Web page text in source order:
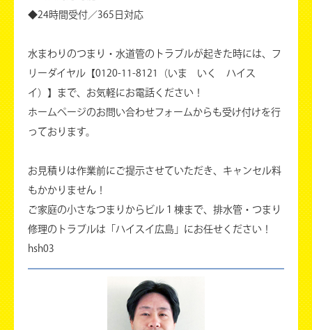
◆24時間受付／365日対応
水まわりのつまり・水道管のトラブルが起きた時には、フ
リーダイヤル【0120-11-8121（いま いく ハイス
イ）】まで、お気軽にお電話ください！
ホームページのお問い合わせフォームからも受け付けを行
っております。
お見積りは作業前にご提示させていただき、キャンセル料
もかかりません！
ご家庭の小さなつまりからビル１棟まで、排水管・つまり
修理のトラブルは「ハイスイ広島」にお任せください！
hsh03